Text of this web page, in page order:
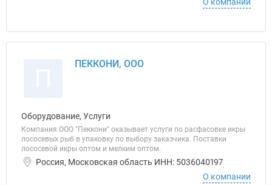
ПЕККОНИ, ООО
Оборудование, Услуги
Компания ООО "Пеккони" оказывает услуги по расфасовке икры
лососевых рыб в упаковку по выбору заказчика. Поставки
лососевой икры оптом и мелким оптом.
Россия, Московская область ИНН: 5036040197
О компании